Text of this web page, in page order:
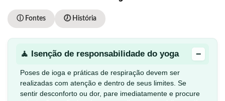
ⓘ Fontes 🕖 História
🧘 Isenção de responsabilidade do yoga −
Poses de ioga e práticas de respiração devem ser
realizadas com atenção e dentro de seus limites. Se
sentir desconforto ou dor, pare imediatamente e procure